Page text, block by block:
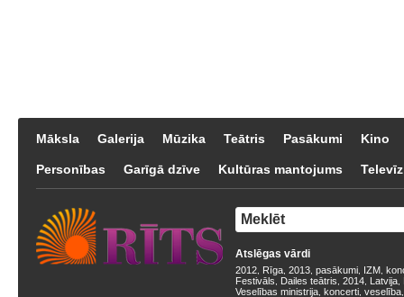
Māksla Galerija Mūzika Teātris Pasākumi Kino
Personības Garīgā dzīve Kultūras mantojums
Atslēgas vārdi
2012 Rīga 2013 pasākumi IZM
Festivāls
Dailes teātris 2014 Latvija
Veselības ministrija koncerti veselība